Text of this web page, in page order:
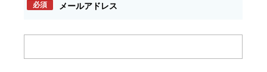
必須 メールアドレス